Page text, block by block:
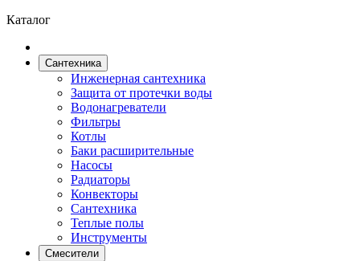
Каталог
Сантехника
Инженерная сантехника
Защита от протечки воды
Водонагреватели
Фильтры
Котлы
Баки расширительные
Насосы
Радиаторы
Конвекторы
Сантехника
Теплые полы
Инструменты
Смесители